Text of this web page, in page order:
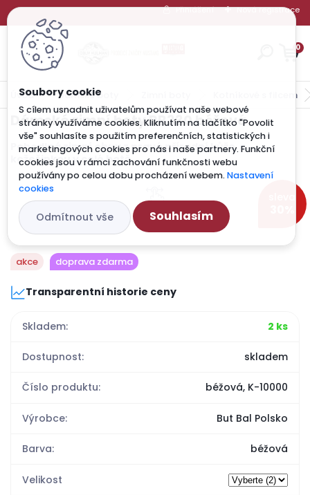
S cílem usnadnit uživatelům používat naše webové
stránky využíváme cookies. Kliknutím na tlačítko "Povolit
vše" souhlasíte s použitím preferenčních, statistických i
marketingových cookies pro nás i naše partnery. Funkční
cookies jsou v rámci zachování funkčnosti webu
používány po celou dobu procházení webem. Nastavení
cookies
Odmítnout vše Souhlasím
Přihlášení Nová registrace
0
Úvod Dámské boty Kotníkové s filcem
Dámské zimní boty BB330 béžová
Pohodlná zimní obuv z pravé přírodní kůže, s
kožešinkou v celé botě.
akce doprava zdarma
Transparentní historie ceny
Skladem: 2 ks
Dostupnost: skladem
Číslo produktu: béžová, K-10000
Výrobce: But Bal Polsko
Barva: béžová
Velikost